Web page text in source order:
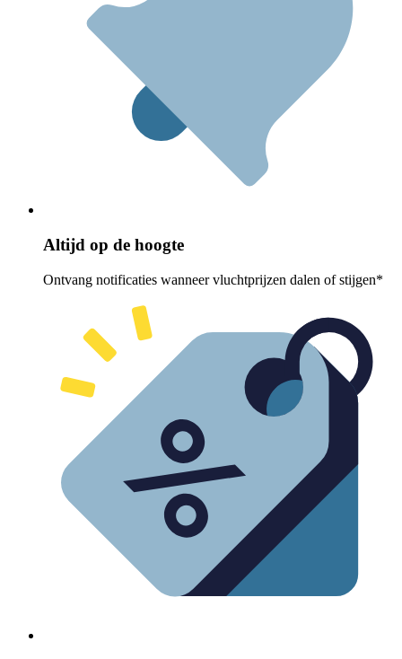
Altijd op de hoogte
Ontvang notificaties wanneer vluchtprijzen dalen of stijgen*